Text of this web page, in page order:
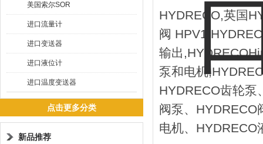
美国索尔SOR
进口流量计
进口变送器
进口液位计
进口温度变送器
点击更多分类
新品推荐
HYDRECO,英国
阀
输出
泵和电机
HYDRECO齿轮泵
阀泵、HYDRECO
电机、HYDRECO